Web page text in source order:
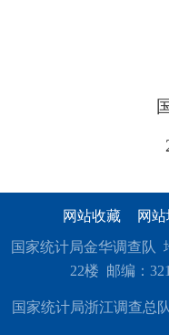
网站收藏 网
国家统计局金华调查队
22楼 邮编：
国家统计局浙江调查总